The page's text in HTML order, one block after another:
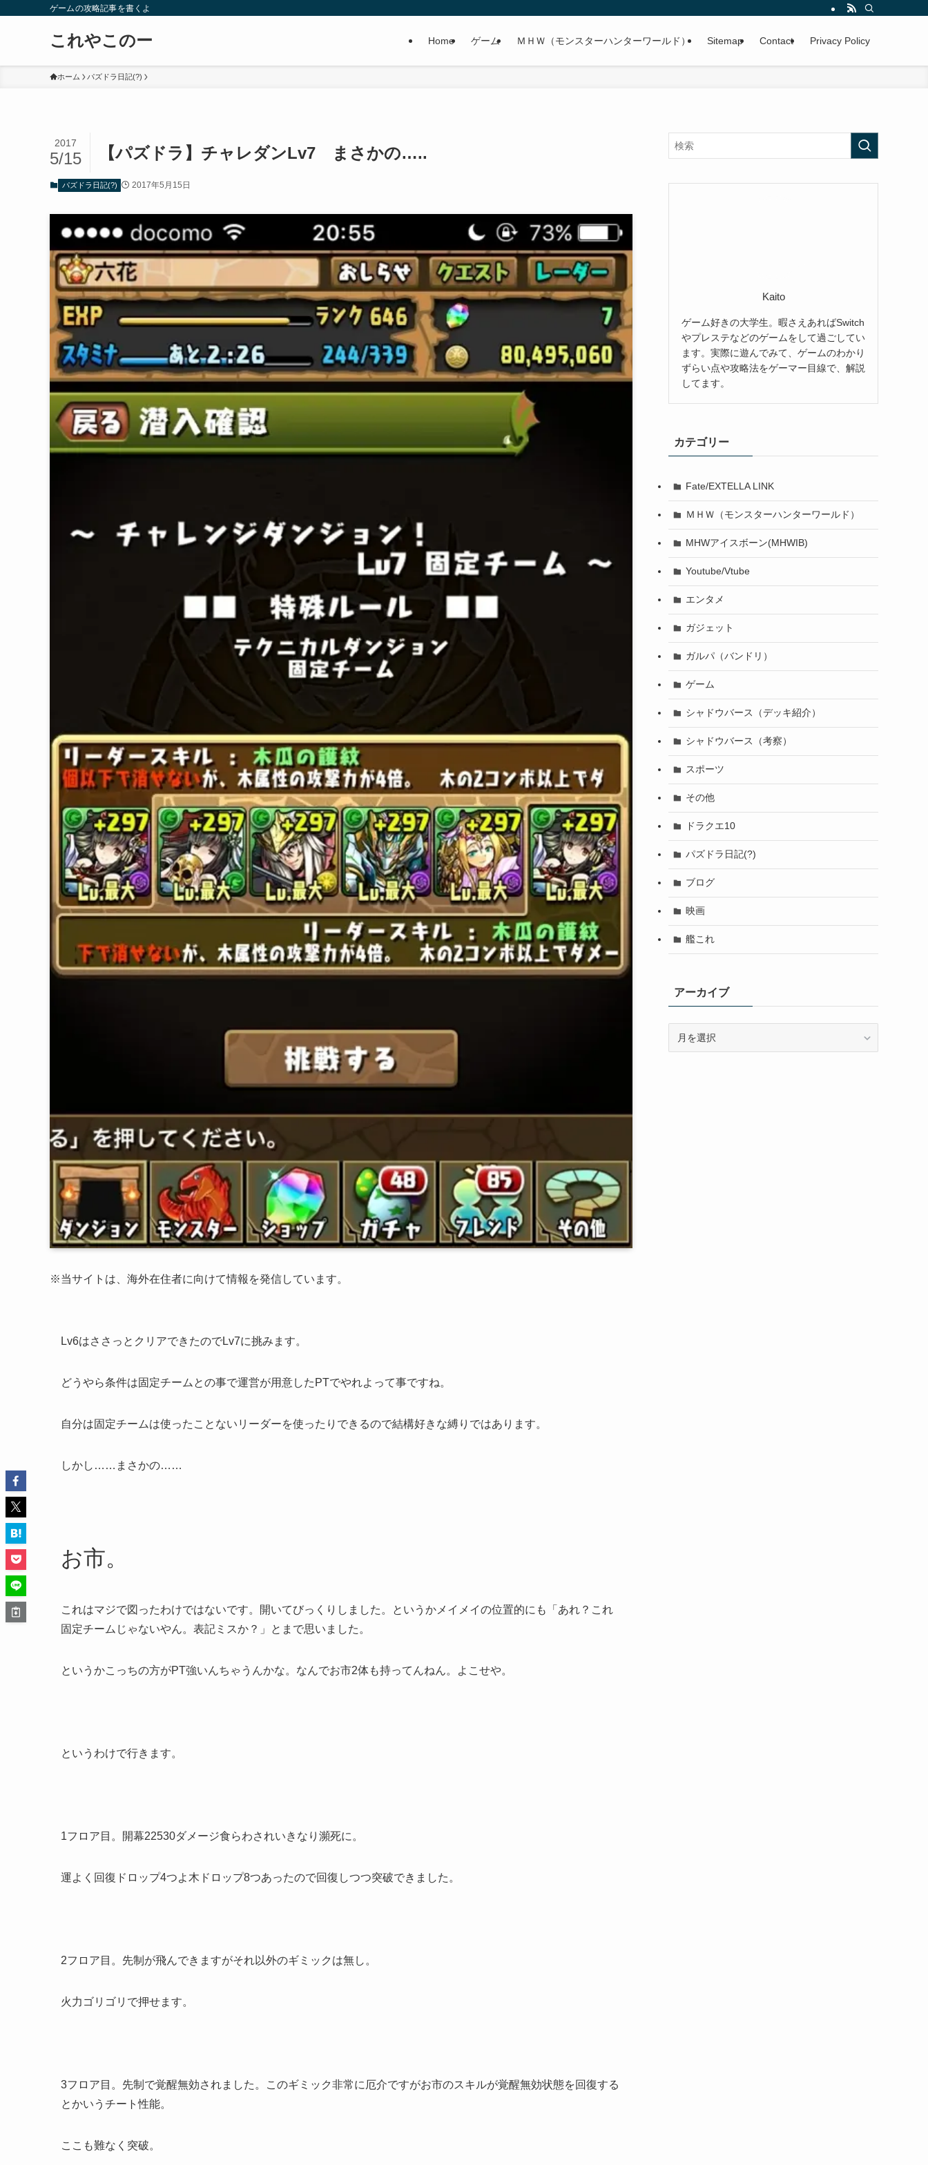
ゲームの攻略記事を書くよ
これやこのー Home ゲーム ＭＨＷ（モンスターハンターワールド） Sitemap Contact Privacy Policy
ホーム パズドラ日記(?)
【パズドラ】チャレダンLv7 まさかの…..
2017
5/15
パズドラ日記(?) 2017年5月15日
※当サイトは、海外在住者に向けて情報を発信しています。
Lv6はささっとクリアできたのでLv7に挑みます。
どうやら条件は固定チームとの事で運営が用意したPTでやれよって事ですね。
自分は固定チームは使ったことないリーダーを使ったりできるので結構好きな縛りではあります。
しかし……まさかの……
お市。
これはマジで図ったわけではないです。開いてびっくりしました。というかメイメイの位置的にも「あれ？これ
固定チームじゃないやん。表記ミスか？」とまで思いました。
というかこっちの方がPT強いんちゃうんかな。なんでお市2体も持ってんねん。よこせや。
というわけで行きます。
1フロア目。開幕22530ダメージ食らわされいきなり瀕死に。
運よく回復ドロップ4つよ木ドロップ8つあったので回復しつつ突破できました。
2フロア目。先制が飛んできますがそれ以外のギミックは無し。
火力ゴリゴリで押せます。
3フロア目。先制で覚醒無効されました。このギミック非常に厄介ですがお市のスキルが覚醒無効状態を回復する
とかいうチート性能。
ここも難なく突破。
Kaito
ゲーム好きの大学生。暇さえあればSwitch
やプレステなどのゲームをして過ごしてい
ます。実際に遊んでみて、ゲームのわかり
ずらい点や攻略法をゲーマー目線で、解説
してます。
カテゴリー
Fate/EXTELLA LINK
ＭＨＷ（モンスターハンターワールド）
MHWアイスボーン(MHWIB)
Youtube/Vtube
エンタメ
ガジェット
ガルパ（バンドリ）
ゲーム
シャドウバース（デッキ紹介）
シャドウバース（考察）
スポーツ
その他
ドラクエ10
パズドラ日記(?)
ブログ
映画
艦これ
アーカイブ